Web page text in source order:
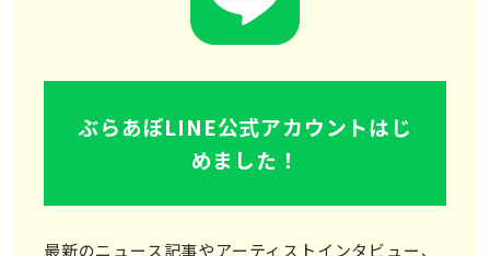
ぶらあぼLINE公式アカウントはじ
めました！
最新のニュース記事やアーティストインタビュー、